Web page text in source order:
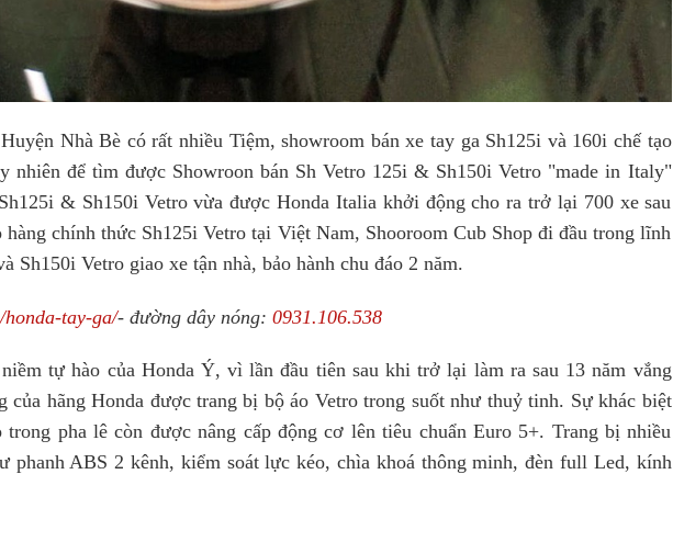
Nhà Bè có rất nhiều Tiệm, showroom bán xe tay ga Sh125i và 160i chế tạo
nhiên để tìm được Showroon bán Sh Vetro 125i & Sh150i Vetro "made in Italy"
& Sh150i Vetro vừa được Honda Italia khởi động cho ra trở lại 700 xe sau
hàng chính thức Sh125i Vetro tại Việt Nam, Shooroom Cub Shop đi đầu trong lĩnh
Sh150i Vetro giao xe tận nhà, bảo hành chu đáo 2 năm.
honda-tay-ga/- đường dây nóng: 0931.106.538
tự hào của Honda Ý, vì lần đầu tiên sau khi trở lại làm ra sau 13 năm vắng
của hãng Honda được trang bị bộ áo Vetro trong suốt như thuỷ tinh. Sự khác biệt
trong pha lê còn được nâng cấp động cơ lên tiêu chuẩn Euro 5+. Trang bị nhiều
phanh ABS 2 kênh, kiểm soát lực kéo, chìa khoá thông minh, đèn full Led, kính